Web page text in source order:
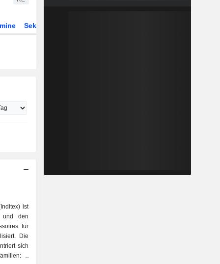
Sektor
ist
und den
für
Die
sich
-